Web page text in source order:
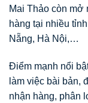
Mai Thảo còn mở
hàng tại nhiều
Nẵng, Hà Nội,…
Điểm mạnh nổi
làm việc bài bản,
nhận hàng, phân